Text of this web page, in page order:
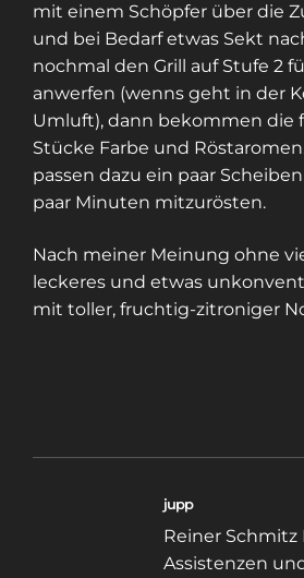
mit einem Schöpfer über die
und bei Bedarf etwas Sekt
nochmal den Grill auf Stufe 2
anwerfen (wenns geht in der
Umluft), dann bekommen die
Stücke Farbe und
passen dazu ein paar
paar Minuten mitzurösten.
Nach meiner Meinung ohne
leckeres und etwas
mit toller, fruchtig-zitroniger
jupp
Reiner Schmitz
Assistenzen